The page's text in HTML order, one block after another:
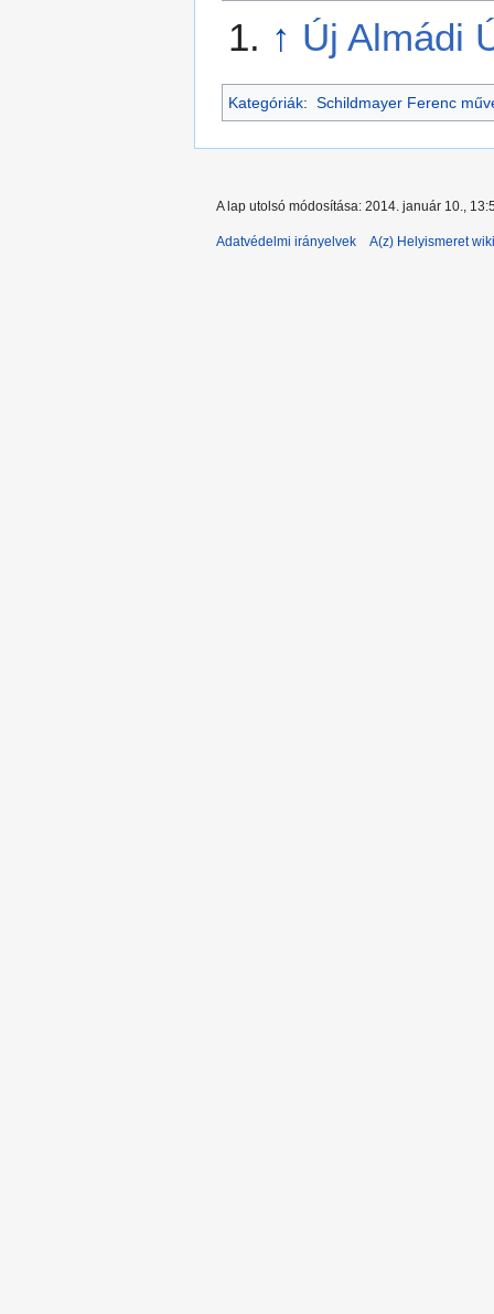
↑ Új Almádi
Kategóriák: Schildmayer Ferenc
A lap utolsó módosítása: 2014. január 10.,
Adatvédelmi irányelvek A(z) Helyismeret